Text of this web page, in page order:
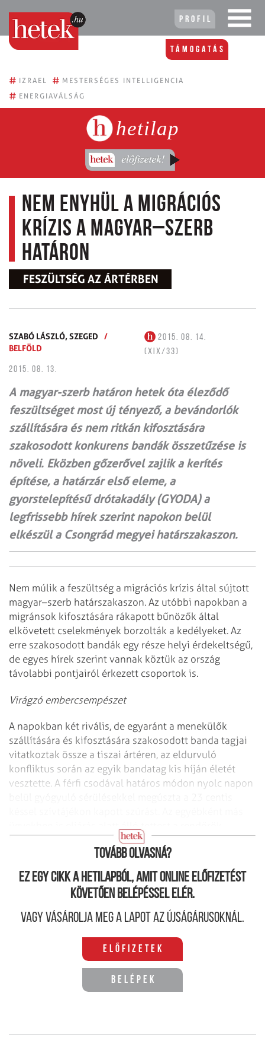
Profil
Támogatás
# IZRAEL # MESTERSÉGES INTELLIGENCIA
# ENERGIAVÁLSÁG
hetilap
Nem enyhül a migrációs
krízis a magyar–szerb
határon
FESZÜLTSÉG AZ ÁRTÉRBEN
SZABÓ LÁSZLÓ,SZEGED
/
BELFÖLD
2015. 08. 14.
(XIX/33)
2015. 08. 13.
A magyar-szerb határon hetek óta éleződő
feszültséget most új tényező, a bevándorlók
szállítására és nem ritkán kifosztására
szakosodott konkurens bandák összetűzése is
növeli. Eközben gőzerővel zajlik a kerítés
építése, a határzár első eleme, a
gyorstelepítésű drótakadály (GYODA) a
legfrissebb hírek szerint napokon belül
elkészül a Csongrád megyei határszakaszon.
Nem múlik a feszültség a migrációs krízis által sújtott
magyar–szerb határszakaszon. Az utóbbi napokban a
migránsok kifosztására rákapott bűnözők által
elkövetett cselekmények borzolták a kedélyeket. Az
erre szakosodott bandák egy része helyi érdekeltségű,
de egyes hírek szerint vannak köztük az ország
távolabbi pontjairól érkezett csoportok is.
Virágzó embercsempészet
A napokban két rivális, de egyaránt a menekülők
szállítására és kifosztására szakosodott banda tagjai
vitatkoztak össze a tiszai ártéren, az eldurvuló
konfliktus során az egyik bandatag kis híján életét
vesztette. A férfi csodával határos módon nyolc napon
elfogták, és előzetes letartóztatásba helyezték.
Tovább olvasná?
Ez egy cikk a hetilapból, amit online előfizetést
követően belépéssel elér.
Vagy vásárolja meg a lapot az újságárusoknál.
Előfizetek
Belépek